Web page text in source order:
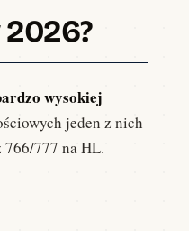
2026?
wysokiej
jeden z nich
777 na HL.